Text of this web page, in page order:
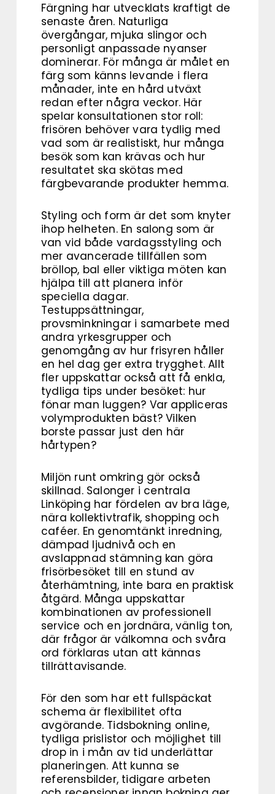
Färgning har utvecklats kraftigt de
senaste åren. Naturliga
övergångar, mjuka slingor och
personligt anpassade nyanser
dominerar. För många är målet en
färg som känns levande i flera
månader, inte en hård utväxt
redan efter några veckor. Här
spelar konsultationen stor roll:
frisören behöver vara tydlig med
vad som är realistiskt, hur många
besök som kan krävas och hur
resultatet ska skötas med
färgbevarande produkter hemma.
Styling och form är det som knyter
ihop helheten. En salong som är
van vid både vardagsstyling och
mer avancerade tillfällen som
bröllop, bal eller viktiga möten kan
hjälpa till att planera inför
speciella dagar.
Testuppsättningar,
provsminkningar i samarbete med
andra yrkesgrupper och
genomgång av hur frisyren håller
en hel dag ger extra trygghet. Allt
fler uppskattar också att få enkla,
tydliga tips under besöket: hur
fönar man luggen? Var appliceras
volymprodukten bäst? Vilken
borste passar just den här
hårtypen?
Miljön runt omkring gör också
skillnad. Salonger i centrala
Linköping har fördelen av bra läge,
nära kollektivtrafik, shopping och
caféer. En genomtänkt inredning,
dämpad ljudnivå och en
avslappnad stämning kan göra
frisörbesöket till en stund av
återhämtning, inte bara en praktisk
åtgärd. Många uppskattar
kombinationen av professionell
service och en jordnära, vänlig ton,
där frågor är välkomna och svåra
ord förklaras utan att kännas
tillrättavisande.
För den som har ett fullspäckat
schema är flexibilitet ofta
avgörande. Tidsbokning online,
tydliga prislistor och möjlighet till
drop in i mån av tid underlättar
planeringen. Att kunna se
referensbilder, tidigare arbeten